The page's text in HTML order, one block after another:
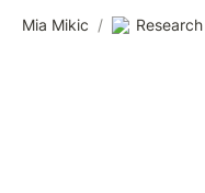
Mia Mikic / Research